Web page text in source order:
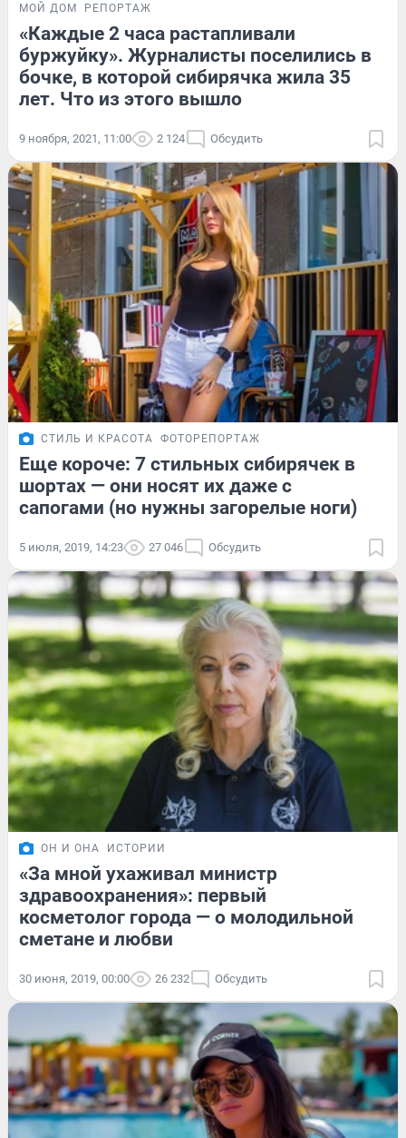
МОЙ ДОМ РЕПОРТАЖ
«Каждые 2 часа растапливали
буржуйку». Журналисты поселились в
бочке, в которой сибирячка жила 35
лет. Что из этого вышло
9 ноября, 2021, 11:00 2 124 Обсудить
СТИЛЬ И КРАСОТА ФОТОРЕПОРТАЖ
Еще короче: 7 стильных сибирячек в
шортах — они носят их даже с
сапогами (но нужны загорелые ноги)
5 июля, 2019, 14:23 27 046 Обсудить
ОН И ОНА ИСТОРИИ
«За мной ухаживал министр
здравоохранения»: первый
косметолог города — о молодильной
сметане и любви
30 июня, 2019, 00:00 26 232 Обсудить